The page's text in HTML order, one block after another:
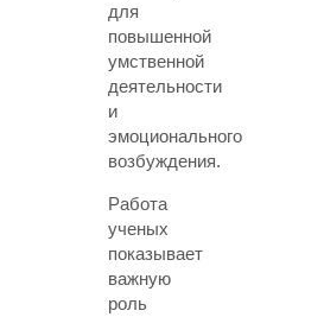
для
повышенной
умственной
деятельности
и
эмоционального
возбуждения.
Работа
ученых
показывает
важную
роль